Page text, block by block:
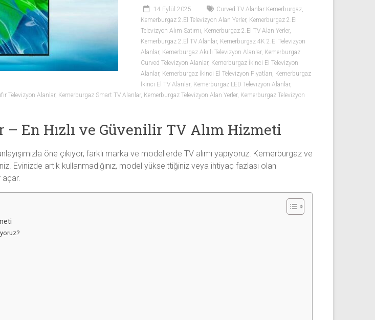
14 Eylül 2025 Curved TV Alanlar Kemerburgaz,
Kemerburgaz 2.El Televizyon Alan Yerler, Kemerburgaz 2.El
Televizyon Alım Satımı, Kemerburgaz 2.El TV Alan Yerler,
Kemerburgaz 2.El TV Alanlar, Kemerburgaz 4K 2.El Televizyon
Alanlar, Kemerburgaz Akıllı Televizyon Alanlar, Kemerburgaz
Curved Televizyon Alanlar, Kemerburgaz İkinci El Televizyon
Alanlar, Kemerburgaz İkinci El Televizyon Fiyatları, Kemerburgaz
İkinci El TV Alanlar, Kemerburgaz LED Televizyon Alanlar,
Televizyon Alanlar, Kemerburgaz Smart TV Alanlar, Kemerburgaz Televizyon Alan Yerler, Kemerburgaz Televizyon
En Hızlı ve Güvenilir TV Alım Hizmeti
öne çıkıyor, farklı marka ve modellerde TV alımı yapıyoruz. Kemerburgaz ve
artık kullanmadığınız, model yükselttiğiniz veya ihtiyaç fazlası olan
açar.